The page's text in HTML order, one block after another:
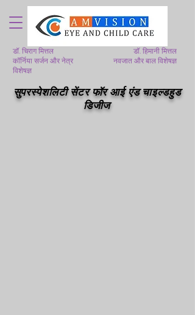
सुपरस्पेशलिटी सेंटर फॉर आई एंड चाइल्डहुड
डिजीज
डॉ. चिराग मित्तल
कॉर्निया सर्जन और नेत्र
विशेषज्ञ
डॉ. हिमानी मित्तल
नवजात और बाल विशेषज्ञ